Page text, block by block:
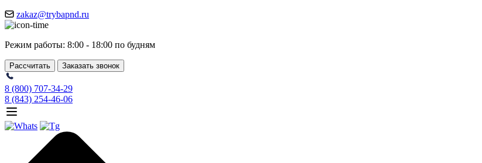
zakaz@trybapnd.ru
Режим работы: 8:00 - 18:00 по будням
Рассчитать Заказать звонок
8 (800) 707-34-29
8 (843) 254-46-06